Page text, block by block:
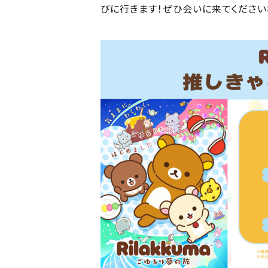
びに行きます！ぜひ会いに来てください